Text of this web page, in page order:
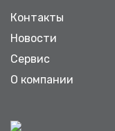
Контакты
Новости
Сервис
О компании